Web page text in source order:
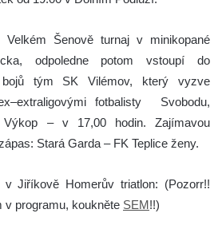
Šenově turnaj v minikopané
odpoledne potom vstoupí do
bojů tým SK Vilémov, který vyzve
fotbalisty Svobodu,
– v 17,00 hodin. Zajímavou
Stará Garda – FK Teplice ženy.
Jiříkově Homerův triatlon: (Pozorr!!
programu, koukněte SEM!!)